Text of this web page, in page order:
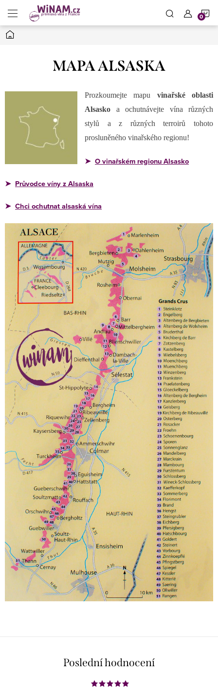
obsah
Domů
MAPA ALSASKA
Prozkoumejte mapu vinařské oblasti
Alsasko a ochutnávejte vína různých
stylů a z různých terroirů tohoto
prosluněného vinařského regionu!
➤ O vinařském regionu Alsasko
➤ Průvodce víny z Alsaska
➤ Chci ochutnat alsaská vína
Poslední hodnocení